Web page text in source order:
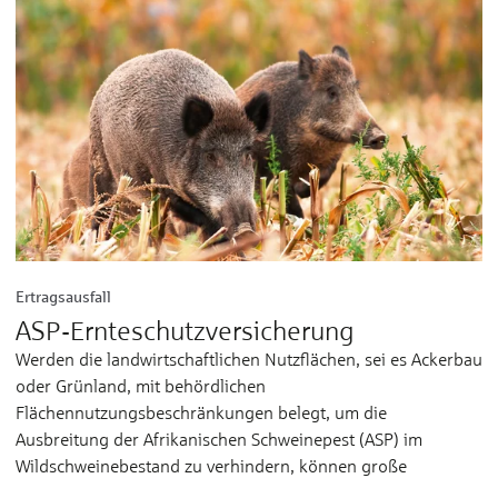
Ertragsausfall
ASP-Ernteschutzversicherung
Werden die landwirtschaftlichen Nutzflächen, sei es Ackerbau
oder Grünland, mit behördlichen
Flächennutzungsbeschränkungen belegt, um die
Ausbreitung der Afrikanischen Schweinepest (ASP) im
Wildschweinebestand zu verhindern, können große